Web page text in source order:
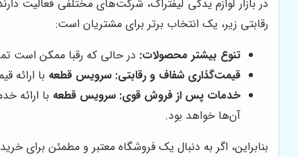
در بازار لوازم یدکی لیفتراک، شرکت‌های مختلفی فعالیت
رقابتی زیر، یک انتخاب برتر برای مشتریان است:
تنوع بیشتر محصولات: در حالی که رقبا ممکن است
قیمت‌گذاری شفاف و رقابتی: سرویس قطعه با
خدمات پس از فروش قوی: سرویس قطعه با ارائه
آن‌ها خواهد بود.
بنابراین، اگر به دنبال یک فروشگاه معتبر و مطمئن برای